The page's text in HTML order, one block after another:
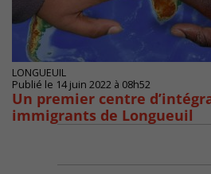
LONGUEUIL
Publié le 14 juin 2022 à 08h52
Un premier centre
immigrants de Longueuil